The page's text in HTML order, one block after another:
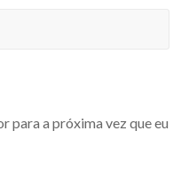
para a próxima vez que eu